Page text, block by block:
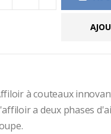
à couteaux
a deux phases